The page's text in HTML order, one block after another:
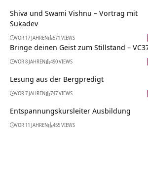
Shiva und Swami Vishnu – Vortrag mit
Sukadev
VOR 17 JAHREN 571 VIEWS
Bringe deinen Geist zum Stillstand –
VOR 8 JAHREN 490 VIEWS
Lesung aus der Bergpredigt
VOR 7 JAHREN 747 VIEWS
Entspannungskursleiter Ausbildung
VOR 11 JAHREN 455 VIEWS